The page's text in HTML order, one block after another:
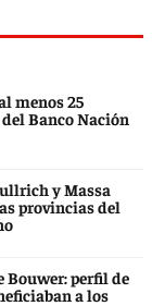
menos 25
Banco Nación
y Massa
provincias del
Bouwer: perfil de
a los